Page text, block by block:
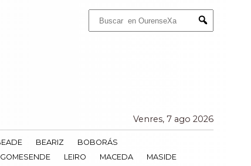
Submit
Venres, 7 ago 2026
BEARIZ
BOBORÁS
GOMESENDE LEIRO MACEDA
MASIDE